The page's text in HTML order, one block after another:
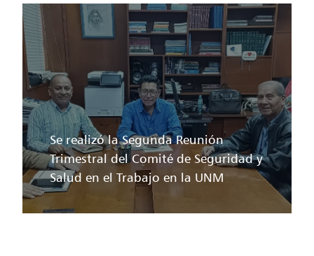
Se realizó la Segunda Reunión
Trimestral del Comité de Seguridad y
Salud en el Trabajo en la UNM